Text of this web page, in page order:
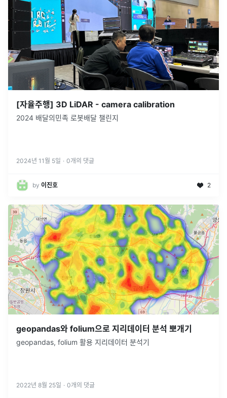
[자율주행] 3D LiDAR - camera calibration
2024 배달의민족 로봇배달 챌린지
2024년 11월 5일 · 0개의 댓글
by 이진호 2
geopandas와 folium으로 지리데이터 분석 뽀개기
geopandas, folium 활용 지리데이터 분석기
2022년 8월 25일 · 0개의 댓글